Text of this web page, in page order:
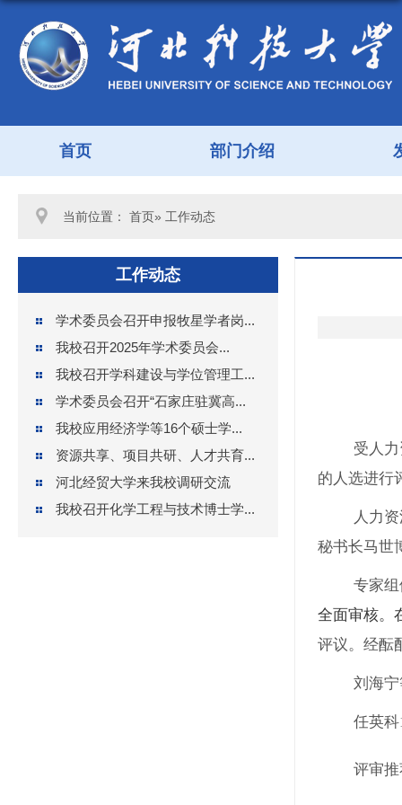
首页 部门介绍
当前位置： 首页» 工作动态
工作动态
学术委员会召开申报牧星学者岗...
我校召开2025年学术委员会...
我校召开学科建设与学位管理工...
学术委员会召开“石家庄驻冀高...
我校应用经济学等16个硕士学...
资源共享、项目共研、人才共育...
河北经贸大学来我校调研交流
我校召开化学工程与技术博士学...
受人
的人选进行
人力
秘书长马世
专家
全面审核。
评议。经酝
刘海
任英
评审